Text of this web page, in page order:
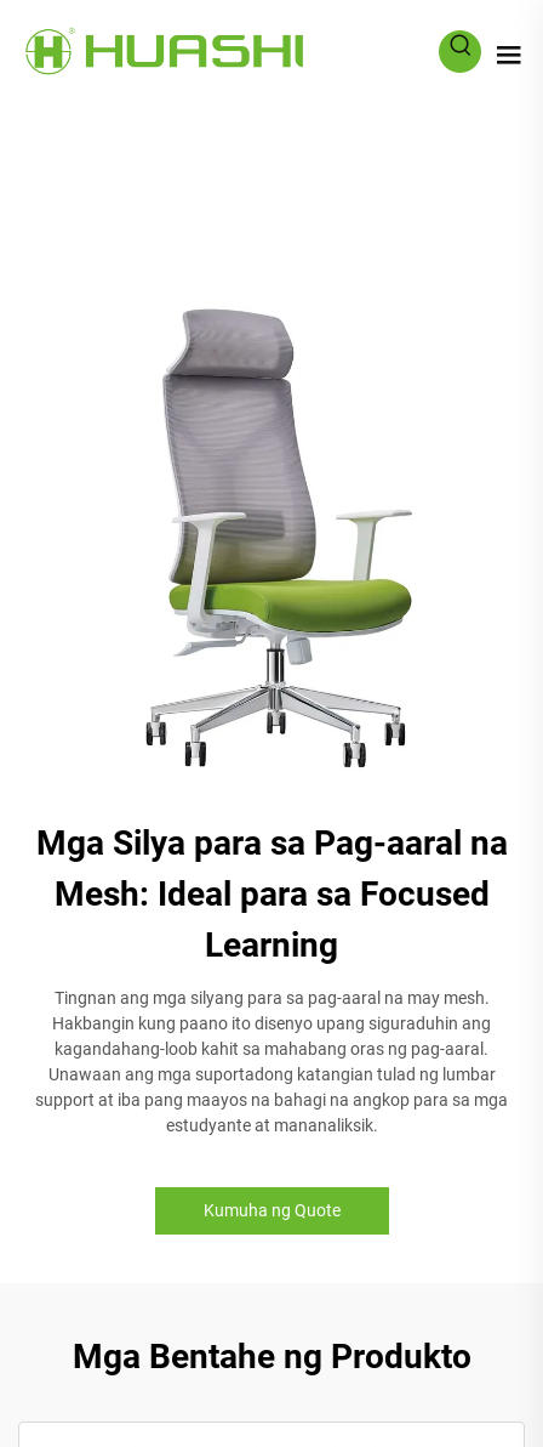
Mga Silya para sa Pag-aaral na
Mesh: Ideal para sa Focused
Learning
Tingnan ang mga silyang para sa pag-aaral na may mesh.
Hakbangin kung paano ito disenyo upang siguraduhin ang
kagandahang-loob kahit sa mahabang oras ng pag-aaral.
Unawaan ang mga suportadong katangian tulad ng lumbar
support at iba pang maayos na bahagi na angkop para sa mga
estudyante at mananaliksik.
Kumuha ng Quote
Mga Bentahe ng Produkto